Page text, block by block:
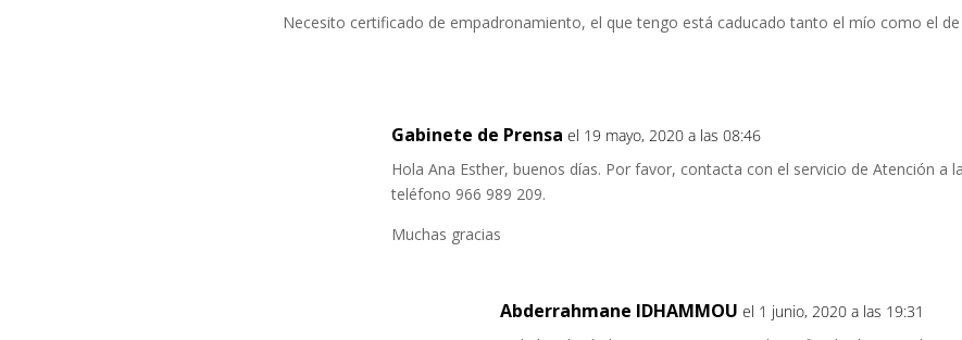
Necesito certificado de empadronamiento, el que tengo está caducado tanto el mío como el
Gabinete de Prensa el 19 mayo, 2020 a las 08:46
Hola Ana Esther, buenos días. Por favor, contacta con el servicio de Atención a
teléfono 966 989 209.
Muchas gracias
Abderrahmane IDHAMMOU el 1 junio, 2020 a las 19:31